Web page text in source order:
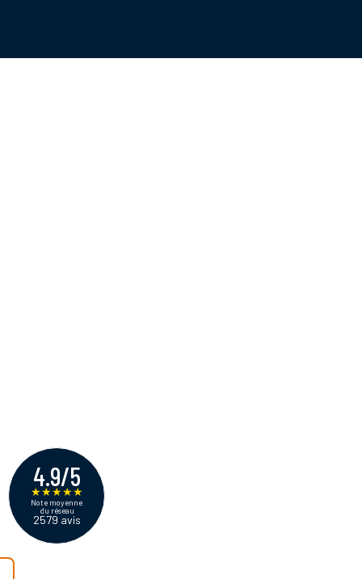
4.9/5
★★★★★
Note moyenne
du réseau
2579 avis